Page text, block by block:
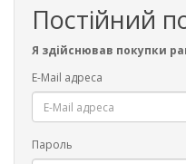
Постійний
Я здійснював покупки
E-Mail адреса
Пароль